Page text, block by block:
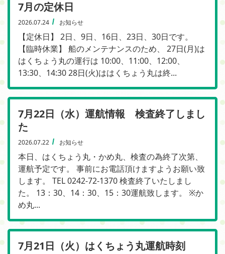
7月の定休日
2026.07.24 お知らせ
【定休日】 2日、9日、16日、23日、30日です。
【臨時休業】 船のメンテナンスのため、 27日(月)は
はくちょう丸の運行は 10:00、11:00、12:00、
13:30、14:30 28日(火)ははくちょう丸は終...
7月22日（水）運航情報 検査終了しまし
た
2026.07.22 お知らせ
本日、はくちょう丸・かめ丸、検査の為終了次第、
運航予定です。 事前にお電話頂けますようお願い致
します。 TEL 0242-72-1370 検査終了いたしまし
た。 13：30、14：30、15：30運航致します。 ※か
め丸...
7月21日（火）はくちょう丸運航時刻